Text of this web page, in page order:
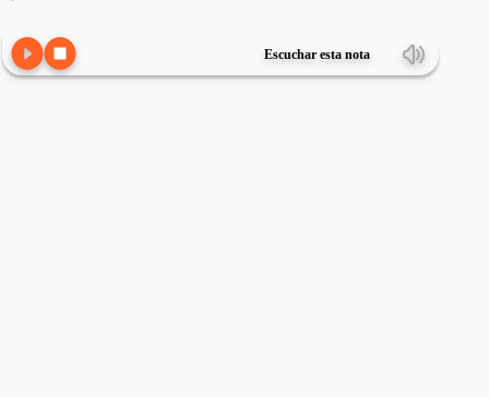
Escuchar esta nota